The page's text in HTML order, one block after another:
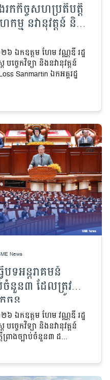
កកិច្ចសហប្រតិបត្តិ
ម នវានុវត្តន៍ និង
២៦ ឯកឧត្តម ហែម វណ្ណឌី រដ្ឋ
ច្ចេកវិទ្យា និងនវានុវត្តន៍
Sanmartin ឯកអគ្គរដ្ឋ​
News
ទអន្តរាគមន៍
ប់ចំនួន៣ ដែលត្រូវ
ន្ទ
២៦ ឯកឧត្តម ហែម វណ្ណឌី រដ្ឋ
ច្ចេកវិទ្យា និងនវានុវត្តន៍
តីព្រាងច្បាប់ចំនួន៣ ដ...